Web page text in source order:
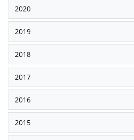
2020
2019
2018
2017
2016
2015